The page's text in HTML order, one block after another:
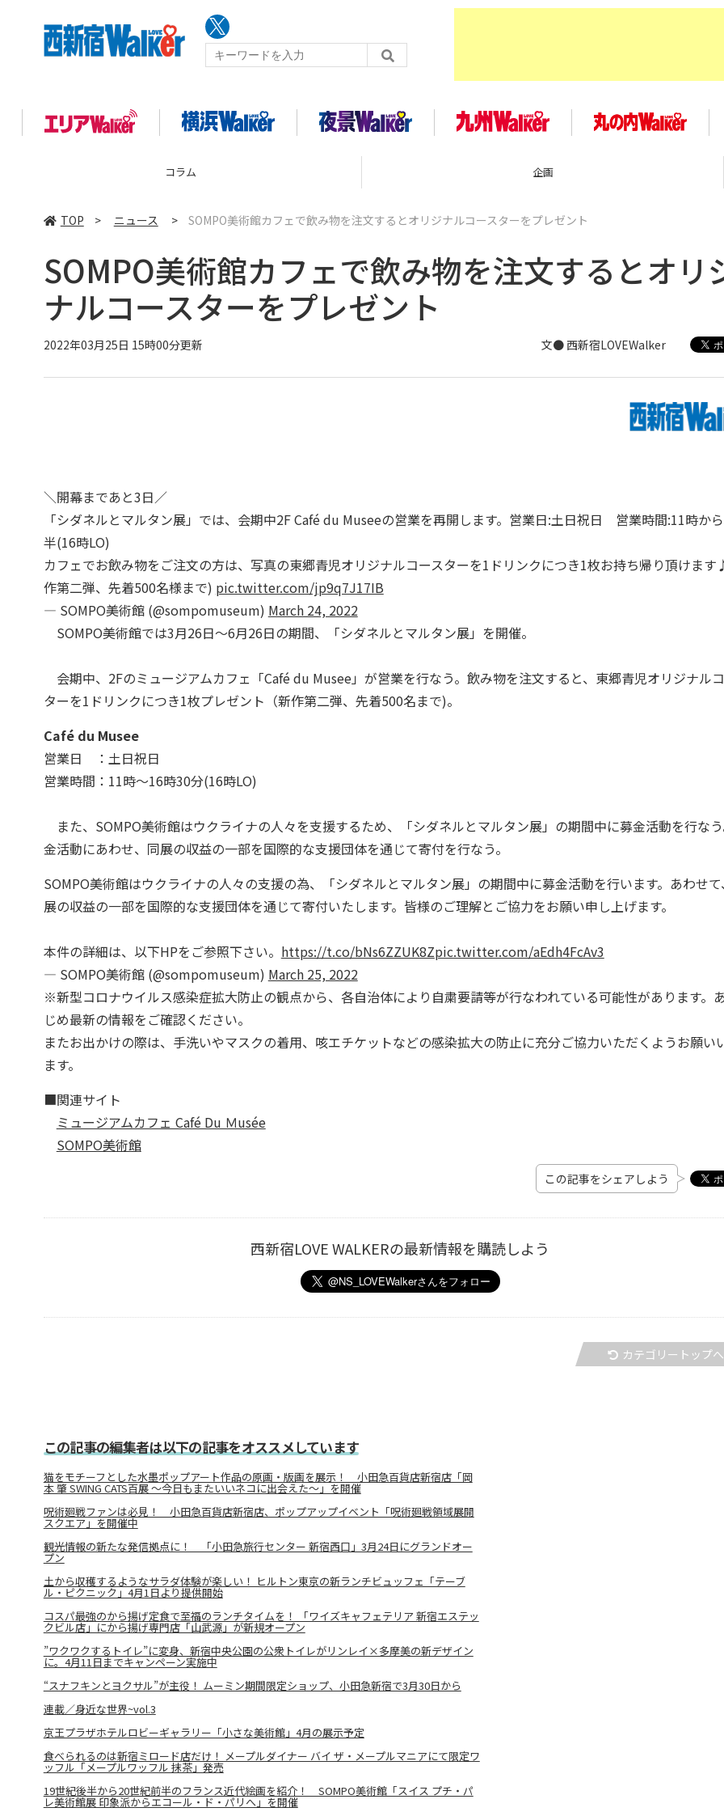
コラム 企画
TOP > ニュース > SOMPO美術館カフェで飲み物を注文するとオリジナルコースターをプレゼント
SOMPO美術館カフェで飲み物を注文するとオリ
ナルコースターをプレゼント
2022年03月25日 15時00分更新 文● 西新宿LOVEWalker
＼開幕まであと3日／
「シダネルとマルタン展」では、会期中2F Café du Museeの営業を再開します。営業日:土日祝日 営業時間:11時か
半(16時LO)
カフェでお飲み物をご注文の方は、写真の東郷青児オリジナルコースターを1ドリンクにつき1枚お持ち帰り頂けま
作第二弾、先着500名様まで) pic.twitter.com/jp9q7J17IB
— SOMPO美術館 (@sompomuseum) March 24, 2022
SOMPO美術館では3月26日～6月26日の期間、「シダネルとマルタン展」を開催。
会期中、2Fのミュージアムカフェ「Café du Musee」が営業を行なう。飲み物を注文すると、東郷青児オリジナル
ターを1ドリンクにつき1枚プレゼント（新作第二弾、先着500名まで)。
Café du Musee
営業日 ：土日祝日
営業時間：11時～16時30分(16時LO)
また、SOMPO美術館はウクライナの人々を支援するため、「シダネルとマルタン展」の期間中に募金活動を行な
金活動にあわせ、同展の収益の一部を国際的な支援団体を通じて寄付を行なう。
SOMPO美術館はウクライナの人々の支援の為、「シダネルとマルタン展」の期間中に募金活動を行います。あわせ
展の収益の一部を国際的な支援団体を通じて寄付いたします。皆様のご理解とご協力をお願い申し上げます。
本件の詳細は、以下HPをご参照下さい。 https://t.co/bNs6ZZUK8Zpic.twitter.com/aEdh4FcAv3
— SOMPO美術館 (@sompomuseum) March 25, 2022
※新型コロナウイルス感染症拡大防止の観点から、各自治体により自粛要請等が行なわれている可能性があります。
じめ最新の情報をご確認ください。
またお出かけの際は、手洗いやマスクの着用、咳エチケットなどの感染拡大の防止に充分ご協力いただくようお願い
ます。
■関連サイト
ミュージアムカフェ Café Du Ｍusée
SOMPO美術館
この記事をシェアしよう
西新宿LOVE WALKERの最新情報を購読しよう
カテゴリートップへ
この記事の編集者は以下の記事をオススメしています
猫をモチーフとした水墨ポップアート作品の原画・版画を展示！ 小田急百貨店新宿店「岡
本 肇 SWING CATS百展 ～今日もまたいいネコに出会えた～」を開催
呪術廻戦ファンは必見！ 小田急百貨店新宿店、ポップアップイベント「呪術廻戦領域展開
スクエア」を開催中
観光情報の新たな発信拠点に！ 「小田急旅行センター 新宿西口」3月24日にグランドオー
プン
土から収穫するようなサラダ体験が楽しい！ ヒルトン東京の新ランチビュッフェ「テーブ
ル・ピクニック」4月1日より提供開始
コスパ最強のから揚げ定食で至福のランチタイムを！ 「ワイズキャフェテリア 新宿エステッ
クビル店」にから揚げ専門店「山武源」が新規オープン
”ワクワクするトイレ”に変身、新宿中央公園の公衆トイレがリンレイ×多摩美の新デザイン
に。4月11日までキャンペーン実施中
“スナフキンとヨクサル”が主役！ ムーミン期間限定ショップ、小田急新宿で3月30日から
連載／身近な世界~vol.3
京王プラザホテルロビーギャラリー「小さな美術館」4月の展示予定
食べられるのは新宿ミロード店だけ！ メープルダイナー バイ ザ・メープルマニアにて限定ワ
ッフル「メープルワッフル 抹茶」発売
19世紀後半から20世紀前半のフランス近代絵画を紹介！ SOMPO美術館「スイス プチ・パ
レ美術館展 印象派からエコール・ド・パリへ」を開催